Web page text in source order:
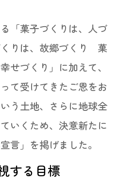
「菓子づくりは、人づ
りは、故郷づくり 菓
せづくり」に加えて、
て受けてきたご恩をお
う土地、さらに地球全
いくため、決意新たに
言」を掲げました。
する目標